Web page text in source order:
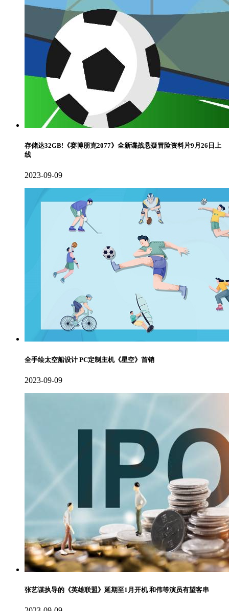
存储达32GB!《赛博朋克2077》全新谍战悬疑冒险资料片9月26日上
线
2023-09-09
全手绘太空船设计 PC定制主机《星空》首销
2023-09-09
张艺谋执导的《英雄联盟》延期至1月开机 和伟等演员有望客串